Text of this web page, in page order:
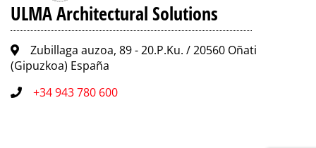
ULMA Architectural Solutions
Zubillaga auzoa, 89 - 20.P.Ku. / 20560 Oñati
(Gipuzkoa) España
+34 943 780 600